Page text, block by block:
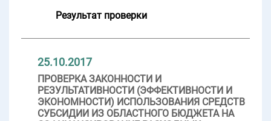
Результат проверки
25.10.2017
ПРОВЕРКА ЗАКОННОСТИ И
РЕЗУЛЬТАТИВНОСТИ (ЭФФЕКТИВНОСТИ И
ЭКОНОМНОСТИ) ИСПОЛЬЗОВАНИЯ СРЕДСТВ
СУБСИДИИ ИЗ ОБЛАСТНОГО БЮДЖЕТА НА